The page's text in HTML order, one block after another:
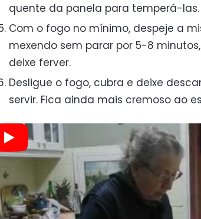
quente da panela para temperá-las.
Com o fogo no mínimo, despeje a
mexendo sem parar por 5-8
deixe ferver.
Desligue o fogo, cubra e deixe
servir. Fica ainda mais cremoso ao